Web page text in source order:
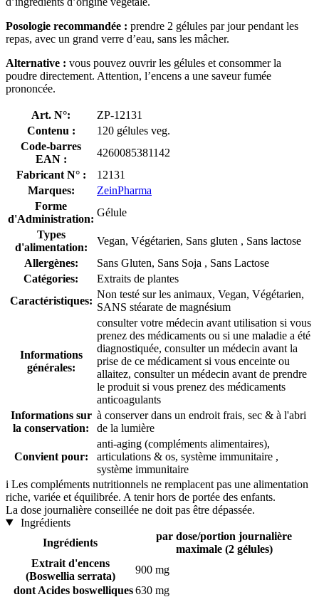
Posologie recommandée : prendre 2 gélules par jour pendant les
repas, avec un grand verre d’eau, sans les mâcher.
Alternative : vous pouvez ouvrir les gélules et consommer la
poudre directement. Attention, l’encens a une saveur fumée
prononcée.
Art. N°:
ZP-12131
Contenu :
120 gélules veg.
Code-barres
EAN :
4260085381142
Fabricant N° :
12131
Marques:
ZeinPharma
Forme
d'Administration:
Gélule
Types
d'alimentation:
Vegan, Végétarien, Sans gluten , Sans lactose
Allergènes:
Sans Gluten, Sans Soja , Sans Lactose
Catégories:
Extraits de plantes
Caractéristiques:
Non testé sur les animaux, Vegan, Végétarien,
SANS stéarate de magnésium
Informations
générales:
consulter votre médecin avant utilisation si vous
prenez des médicaments ou si une maladie a été
diagnostiquée, consulter un médecin avant la
prise de ce médicament si vous enceinte ou
allaitez, consulter un médecin avant de prendre
le produit si vous prenez des médicaments
anticoagulants
Informations sur
la conservation:
à conserver dans un endroit frais, sec & à l'abri
de la lumière
Convient pour:
anti-aging (compléments alimentaires),
articulations & os, système immunitaire ,
système immunitaire
i Les compléments nutritionnels ne remplacent pas une alimentation
riche, variée et équilibrée. A tenir hors de portée des enfants.
La dose journalière conseillée ne doit pas être dépassée.
Ingrédients
Ingrédients
par dose/portion journalière
maximale (2 gélules)
Extrait d'encens
(Boswellia serrata)
900 mg
dont Acides boswelliques 630 mg